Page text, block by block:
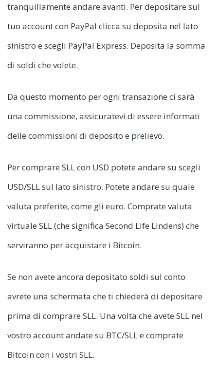
tranquillamente andare avanti. Per depositare sul
tuo account con PayPal clicca su deposita nel lato
sinistro e scegli PayPal Express. Deposita la somma
di soldi che volete.
Da questo momento per ogni transazione ci sarà
una commissione, assicuratevi di essere informati
delle commissioni di deposito e prelievo.
Per comprare SLL con USD potete andare su scegli
USD/SLL sul lato sinistro. Potete andare su quale
valuta preferite, come gli euro. Comprate valuta
virtuale SLL (che significa Second Life Lindens) che
serviranno per acquistare i Bitcoin.
Se non avete ancora depositato soldi sul conto
avrete una schermata che ti chiederà di depositare
prima di comprare SLL. Una volta che avete SLL nel
vostro account andate su BTC/SLL e comprate
Bitcoin con i vostri SLL.